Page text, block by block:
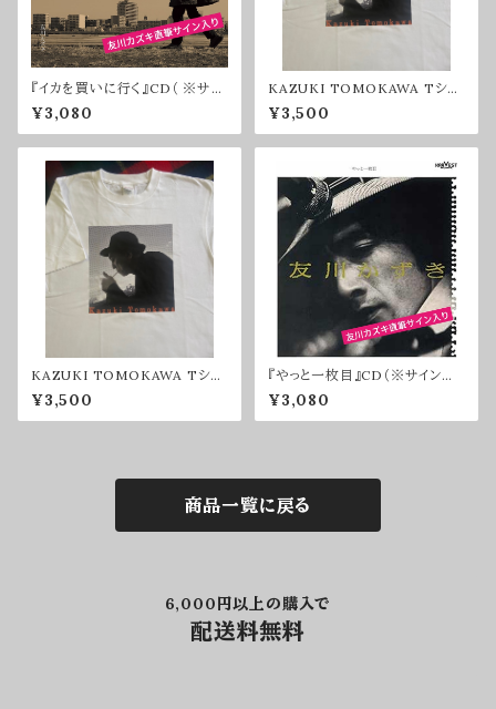
『イカを買いに行く』CD（ ※サイ
ン入り）
¥3,080
KAZUKI TOMOKAWA Tシャ
ツ2025
¥3,500
KAZUKI TOMOKAWA Tシャ
ツ2025（XLサイズ）
¥3,500
『やっと一枚目』CD（※サイン入
りのみ）
¥3,080
商品一覧に戻る
6,000円以上の購入で
配送料無料